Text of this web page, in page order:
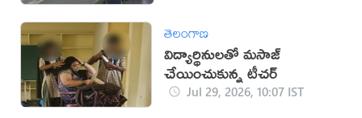
తెలంగాణ
విద్యార్థినులతో మసాజ్
చేయించుకున్న టీచర్
Jul 29, 2026, 10:07 IST